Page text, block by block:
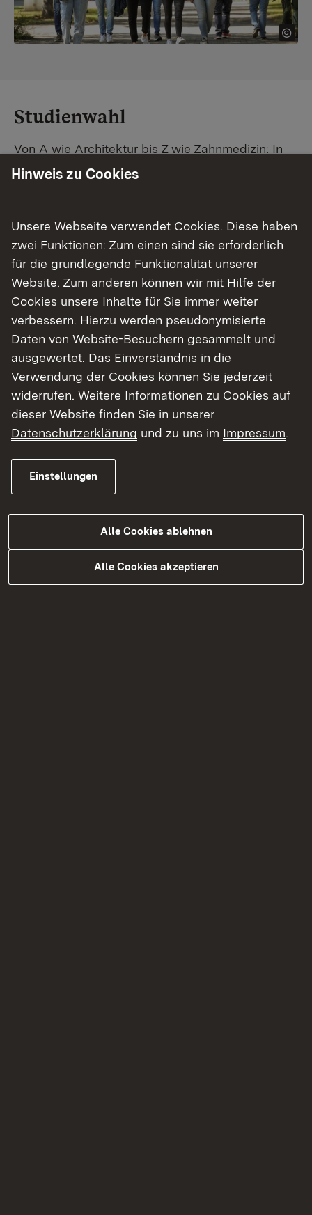
Studienwahl
Von A wie Architektur bis Z wie Zahnmedizin: In
Baden-Württemberg warten unzählige
Studiengangsuche schnell den passenden
Studienplatz. Außerdem gibt's eine Schritt-für-
Schritt-Anleitung zu deinem Traum-Studium.
Finde dein Studium in Baden-Württemberg
Hinweis zu Cookies
Unsere Webseite verwendet Cookies. Diese haben
zwei Funktionen: Zum einen sind sie erforderlich
für die grundlegende Funktionalität unserer
Website. Zum anderen können wir mit Hilfe der
Cookies unsere Inhalte für Sie immer weiter
verbessern. Hierzu werden pseudonymisierte
Daten von Website-Besuchern gesammelt und
ausgewertet. Das Einverständnis in die
Verwendung der Cookies können Sie jederzeit
widerrufen. Weitere Informationen zu Cookies auf
dieser Website finden Sie in unserer
Datenschutzerklärung und zu uns im Impressum.
Einstellungen
Alle Cookies ablehnen
Alle Cookies akzeptieren